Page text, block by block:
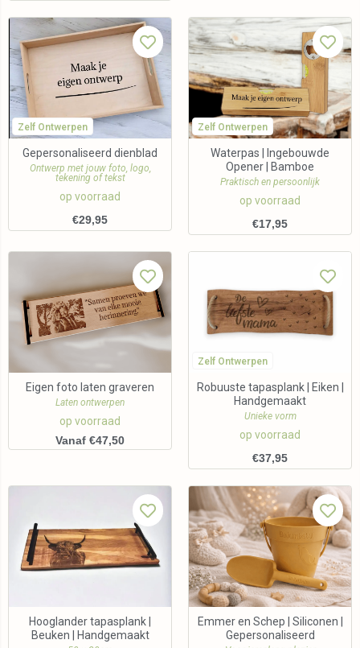
Zelf Ontwerpen
Gepersonaliseerd dienblad
Ontwerp met jouw foto, logo,
tekening of tekst
op voorraad
€29,95
Zelf Ontwerpen
Waterpas | Ingebouwde
Opener | Bamboe
Praktisch en persoonlijk
op voorraad
€17,95
Eigen foto laten graveren
Laten ontwerpen
op voorraad
Vanaf €47,50
Zelf Ontwerpen
Robuuste tapasplank | Eiken |
Handgemaakt
Unieke vorm
op voorraad
€37,95
Hooglander tapasplank |
Beuken | Handgemaakt
Emmer en Schep | Siliconen |
Gepersonaliseerd